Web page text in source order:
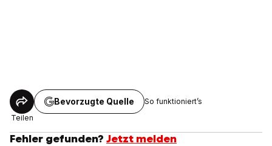
Teilen
Bevorzugte Quelle So funktioniert’s
Fehler gefunden? Jetzt melden